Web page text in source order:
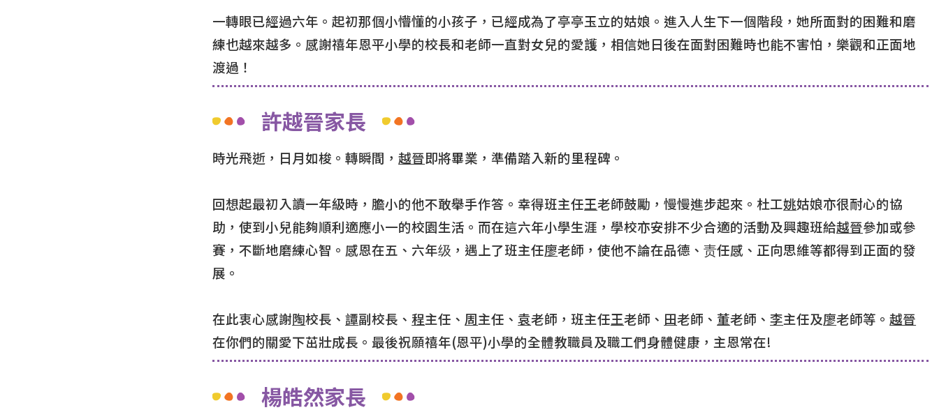
一轉眼已經過六年。起初那個小懵懂的小孩子，已經成為了亭亭玉立的姑娘。進入人生下一個階段，她所面對的困難和磨
練也越來越多。感謝禧年恩平小學的校長和老師一直對女兒的愛護，相信她日後在面對困難時也能不害怕，樂觀和正面地
渡過！
許越晉家長
時光飛逝，日月如梭。轉瞬間，越晉即將畢業，準備踏入新的里程碑。
回想起最初入讀一年級時，膽小的他不敢舉手作答。幸得班主任王老師鼓勵，慢慢進步起來。杜工姚姑娘亦很耐心的協
助，使到小兒能夠順利適應小一的校園生活。而在這六年小學生涯，學校亦安排不少合適的活動及興趣班給越晉參加或參
賽，不斷地磨練心智。感恩在五、六年级，遇上了班主任廖老師，使他不論在品德、责任感、正向思維等都得到正面的發
展。
在此衷心感謝陶校長、譚副校長、 程主任、 周主任、袁老師，班主任王老師、 田老師、 董老師、李主任及廖老師等。越晉
在你們的關愛下茁壯成長。最後祝願禧年(恩平)小學的全體教職員及職工們身體健康，主恩常在!
楊皓然家長